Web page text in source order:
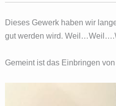
Dieses Gewerk haben wir
gut werden wird.
Gemeint ist das Einbringen